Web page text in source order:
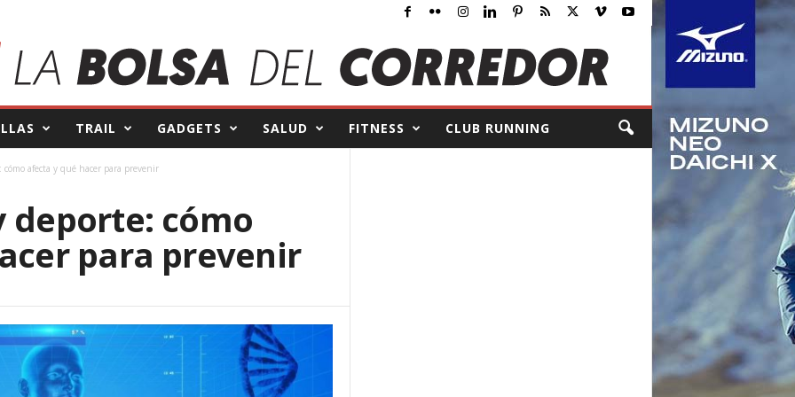
TRAIL GADGETS SALUD FITNESS CLUB RUNNING
cómo afecta y qué hacer para prevenir
deporte: cómo
para prevenir